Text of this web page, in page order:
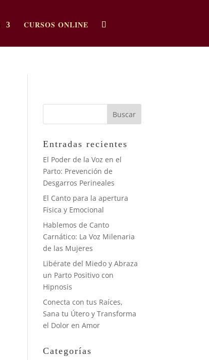
CURSOS ONLINE
Entradas recientes
El Poder de la Voz en el
Parto: Prevención de
Desgarros Perineales
El Canto para la apertura
Física y Emocional
Hablemos de Canto
Carnático: La Voz Milenaria
de las Mujeres
Libérate del Miedo y Abraza
un Parto Positivo con
Hipnosis
Conecta con tus Raíces,
Sana tu Útero y Transforma
el Dolor en Amor
Categorías